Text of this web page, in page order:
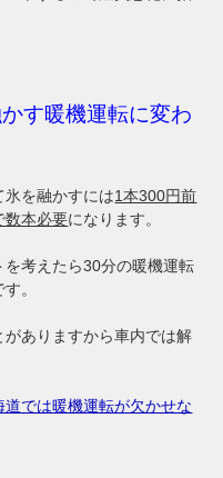
す暖機運転に変わ
を融かすには1本300円前
数本必要になります。
考えたら30分の暖機運転
。
ありますから車内では解
道では暖機運転が欠かせな